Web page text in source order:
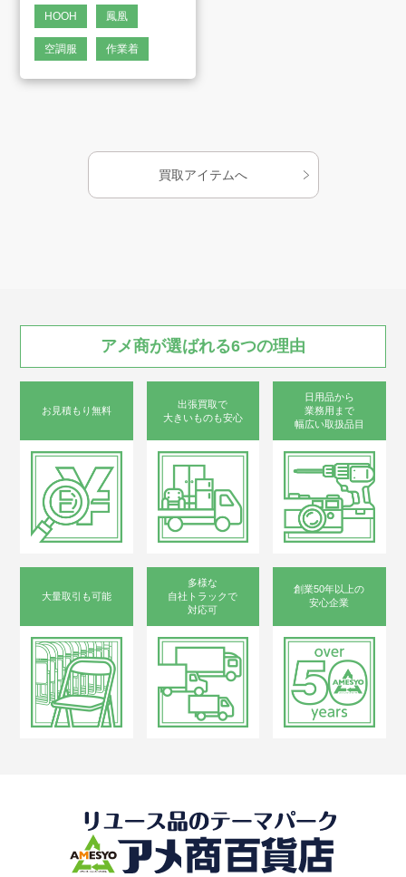
販売のご案内
AMESYO MAGAGINE
プライバシーポリシー
古物営業法に基づく表示
サイトマップ
HOOH 鳳凰
空調服 作業着
買取アイテムへ
アメ商が選ばれる6つの理由
お見積もり無料
出張買取で
大きいものも安心
日用品から
業務用まで
幅広い取扱品目
大量取引も可能
多様な
自社トラックで
対応可
創業50年以上の
安心企業